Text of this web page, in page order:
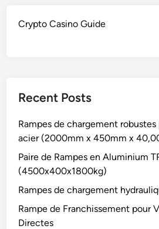
Crypto Casino Guide
Recent Posts
Rampes de chargement
acier (2000mm x 450mm x
Paire de Rampes en Aluminium
(4500x400x1800kg)
Rampes de chargement
Rampe de Franchissement pour
Directes